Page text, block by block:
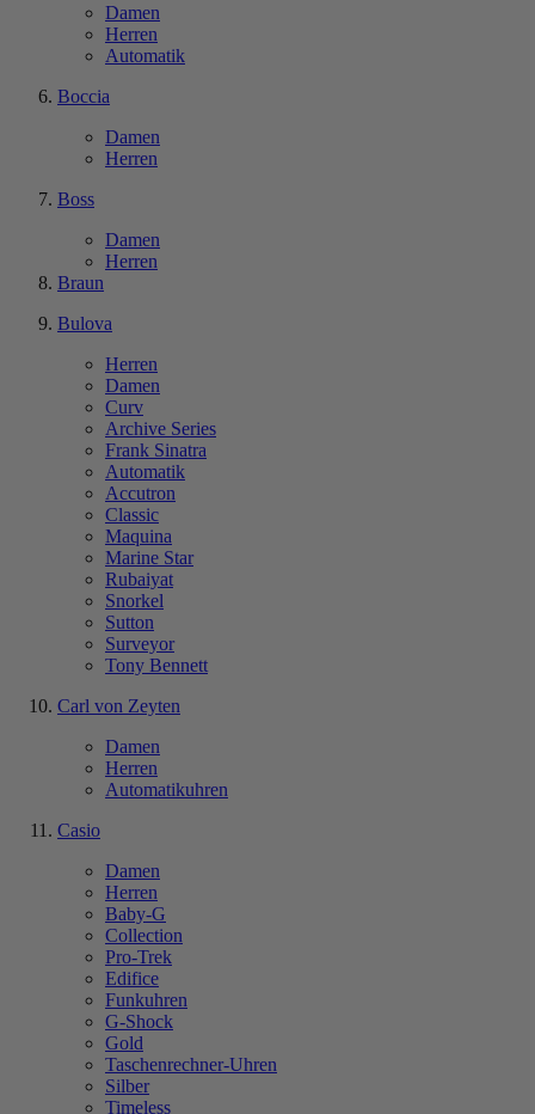
Damen
Herren
Automatik
Boccia
Damen
Herren
Boss
Damen
Herren
Braun
Bulova
Herren
Damen
Curv
Archive Series
Frank Sinatra
Automatik
Accutron
Classic
Maquina
Marine Star
Rubaiyat
Snorkel
Sutton
Surveyor
Tony Bennett
Carl von Zeyten
Damen
Herren
Automatikuhren
Casio
Damen
Herren
Baby-G
Collection
Pro-Trek
Edifice
Funkuhren
G-Shock
Gold
Taschenrechner-Uhren
Silber
Timeless